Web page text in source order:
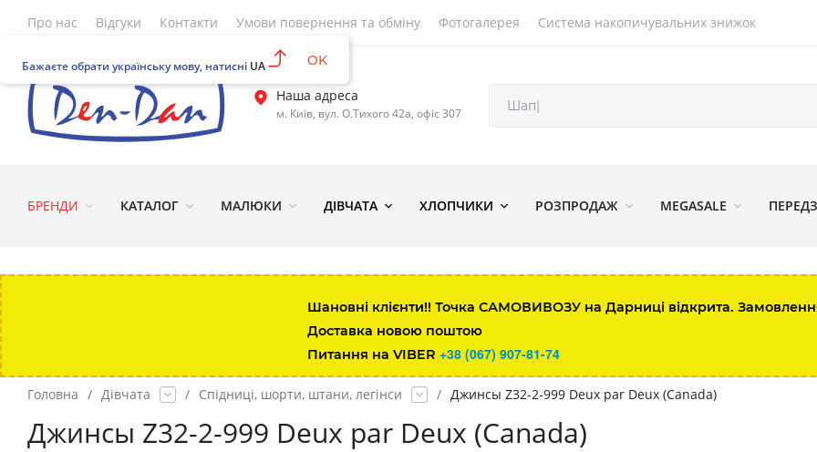
Про нас Відгуки Контакти Умови повернення та обміну Фотогалерея Система накопичувальних знижок
Наша адреса
м. Київ, вул. О.Тихого 42а, офіс 307
БРЕНДИ КАТАЛОГ МАЛЮКИ ДІВЧАТА ХЛОПЧИКИ РОЗПРОДАЖ MEGASALE
Шановні клієнти!! Точка САМОВИВОЗУ на Дарниці відкрита.
Доставка новою поштою
Питання на VIBER +38 (067) 907-81-74
Головна / Дівчата / Спідниці, шорти, штани, легінси / Джинсы Z32-2-999 Deux par Deux (Canada)
Джинсы Z32-2-999 Deux par Deux (Canada)
Бажаєте обрати українську мову, натисні UA OK